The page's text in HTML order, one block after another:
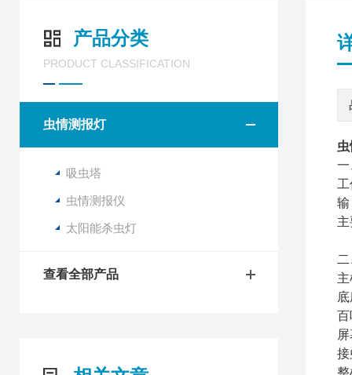
产品分类
PRODUCT CLASSIFICATION
虫情测报灯
吸虫塔
虫情测报仪
太阳能杀虫灯
查看全部产品
一
输
百
接
整